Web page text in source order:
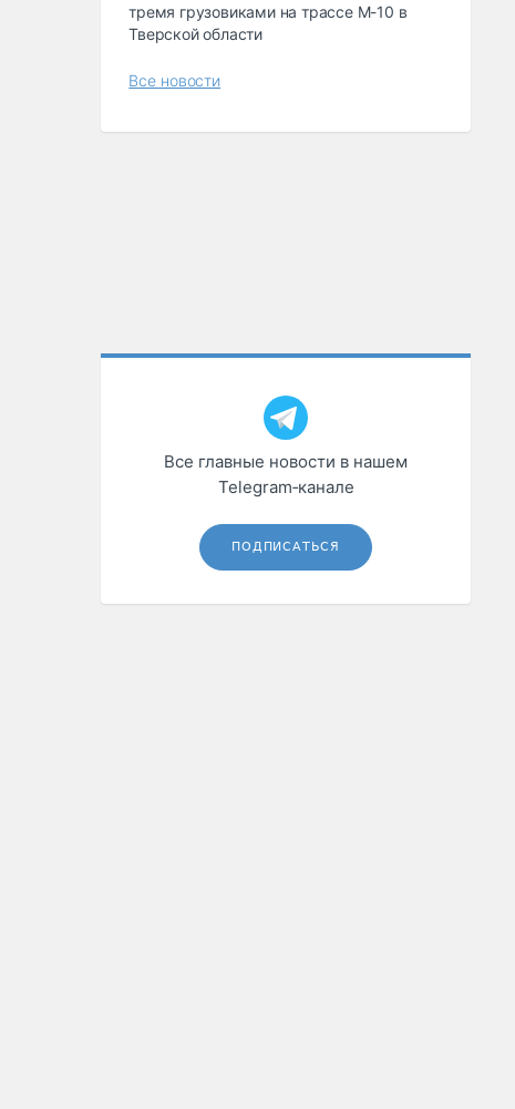
тремя грузовиками на трассе М-10 в
Тверской области
Все новости
Все главные новости в нашем
Telegram‑канале
ПОДПИСАТЬСЯ